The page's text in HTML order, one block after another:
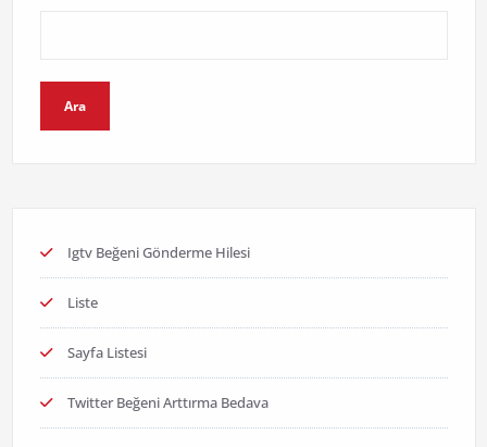
Ara
Igtv Beğeni Gönderme Hilesi
Liste
Sayfa Listesi
Twitter Beğeni Arttırma Bedava